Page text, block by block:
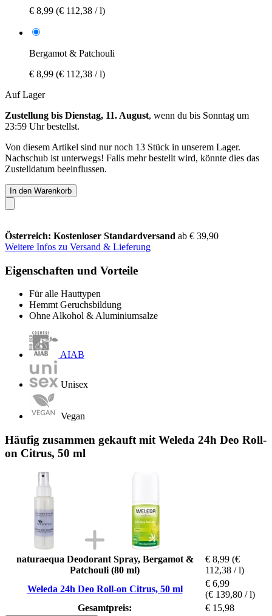
€ 8,99 (€ 112,38 / l)
Bergamot & Patchouli
€ 8,99 (€ 112,38 / l)
Auf Lager
Zustellung bis Dienstag, 11. August, wenn du bis Sonntag um
23:59 Uhrbestellst.
Von diesem Artikel sind nur noch 13 Stück in unserem Lager.
Nachschub ist unterwegs! Falls mehr bestellt wird, könnte dies das
Zustelldatum beeinflussen.
In den Warenkorb
Österreich: Kostenloser Standardversand ab € 39,90
Weitere Infos zu Versand & Lieferung
Eigenschaften und Vorteile
Für alle Hauttypen
Hemmt Geruchsbildung
Ohne Alkohol & Aluminiumsalze
AIAB
Unisex
Vegan
Häufig zusammen gekauft mit Weleda 24h Deo Roll-
on Citrus, 50 ml
naturaequa Deodorant Spray, Bergamot &
Patchouli (80 ml)
€ 8,99 (€
112,38 / l)
Weleda 24h Deo Roll-on Citrus, 50 ml
€ 6,99
(€ 139,80 / l)
Gesamtpreis:
€ 15,98